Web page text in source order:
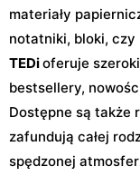
materiały
notatniki, bloki, czy
TEDioferuje
bestsellery,
Dostępne są także
zafundują całej
spędzonej